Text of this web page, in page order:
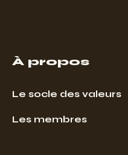
À propos
Le socle des valeurs
Les membres